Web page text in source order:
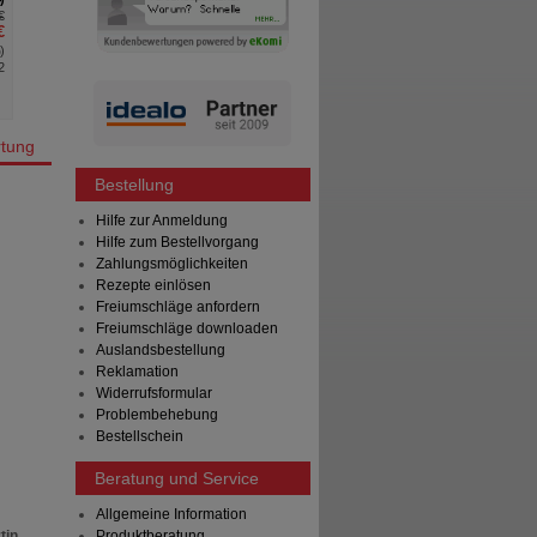
)
2
AVP *** 50,36 €
Unser Preis 35,85 €
Sie sparen 14,51 € (29%
Bestellung
Hilfe zur Anmeldung
Hilfe zum Bestellvorgang
Zahlungsmöglichkeiten
Rezepte einlösen
Freiumschläge anfordern
Freiumschläge downloaden
Auslandsbestellung
Reklamation
Widerrufsformular
Problembehebung
Bestellschein
Beratung und Service
Allgemeine Information